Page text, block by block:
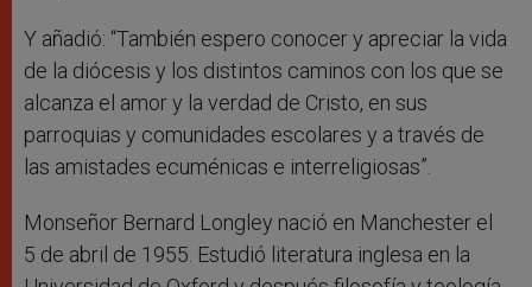
Y añadió: “También espero conocer y apreciar la vida
de la diócesis y los distintos caminos con los que se
alcanza el amor y la verdad de Cristo, en sus
parroquias y comunidades escolares y a través de
las amistades ecuménicas e interreligiosas”.
Monseñor Bernard Longley nació en Manchester el
5 de abril de 1955. Estudió literatura inglesa en la